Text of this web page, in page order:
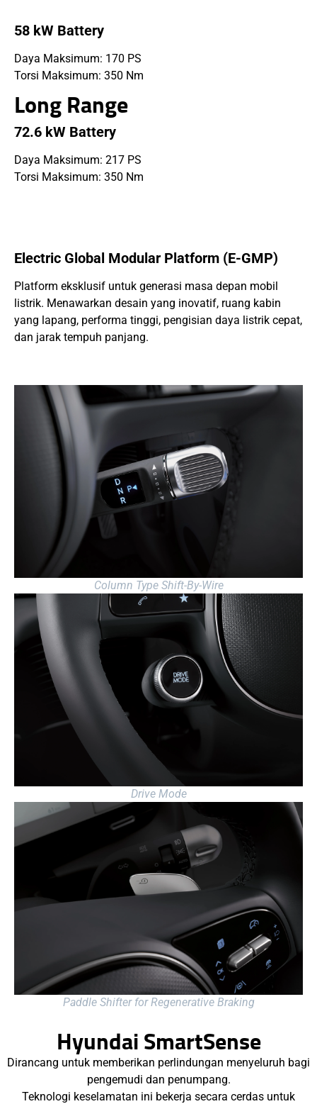
58 kW Battery
Daya Maksimum: 170 PS
Torsi Maksimum: 350 Nm
Long Range
72.6 kW Battery
Daya Maksimum: 217 PS
Torsi Maksimum: 350 Nm
Electric Global Modular Platform (E-GMP)
Platform eksklusif untuk generasi masa depan mobil
listrik. Menawarkan desain yang inovatif, ruang kabin
yang lapang, performa tinggi, pengisian daya listrik cepat,
dan jarak tempuh panjang.
Column Type Shift-By-Wire
Drive Mode
Paddle Shifter for Regenerative Braking
Hyundai SmartSense
Dirancang untuk memberikan perlindungan menyeluruh bagi
pengemudi dan penumpang.
Teknologi keselamatan ini bekerja secara cerdas untuk